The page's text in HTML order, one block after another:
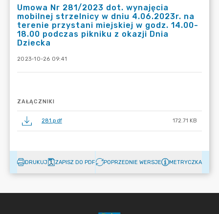
Umowa Nr 281/2023 dot. wynajęcia
mobilnej strzelnicy w dniu 4.06.2023r. na
terenie przystani miejskiej w godz. 14.00-
18.00 podczas pikniku z okazji Dnia
Dziecka
2023-10-26 09:41
ZAŁĄCZNIKI
281.pdf 172.71 KB
DRUKUJ ZAPISZ DO PDF POPRZEDNIE WERSJE METRYCZKA